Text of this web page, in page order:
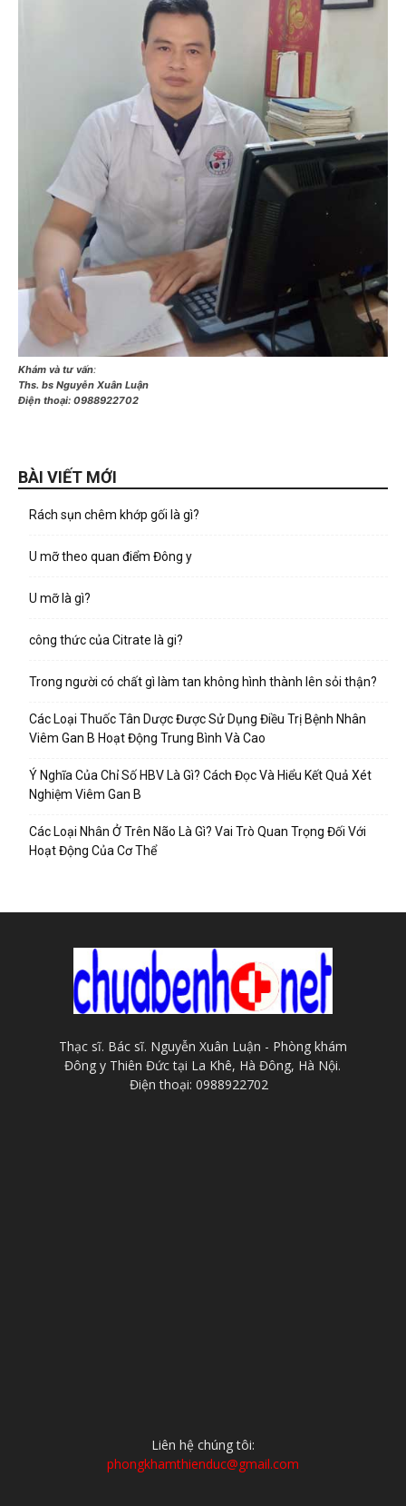
Khám và tư vấn:
Ths. bs Nguyễn Xuân Luận
Điện thoại: 0988922702
BÀI VIẾT MỚI
Rách sụn chêm khớp gối là gì?
U mỡ theo quan điểm Đông y
U mỡ là gì?
công thức của Citrate là gi?
Trong người có chất gì làm tan không hình thành lên sỏi thận?
Các Loại Thuốc Tân Dược Được Sử Dụng Điều Trị Bệnh Nhân
Viêm Gan B Hoạt Động Trung Bình Và Cao
Ý Nghĩa Của Chỉ Số HBV Là Gì? Cách Đọc Và Hiểu Kết Quả Xét
Nghiệm Viêm Gan B
Các Loại Nhân Ở Trên Não Là Gì? Vai Trò Quan Trọng Đối Với
Hoạt Động Của Cơ Thể
Thạc sĩ. Bác sĩ. Nguyễn Xuân Luận - Phòng khám
Đông y Thiên Đức tại La Khê, Hà Đông, Hà Nội.
Điện thoại: 0988922702
Liên hệ chúng tôi:
phongkhamthienduc@gmail.com